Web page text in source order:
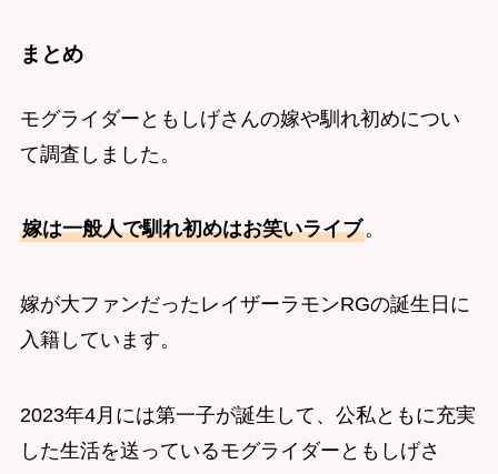
まとめ
モグライダーともしげさんの嫁や馴れ初めについ
て調査しました。
嫁は一般人で馴れ初めはお笑いライブ。
嫁が大ファンだったレイザーラモンRGの誕生日に
入籍しています。
2023年4月には第一子が誕生して、公私ともに充実
した生活を送っているモグライダーともしげさ